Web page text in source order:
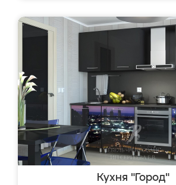
Кухня "Город"